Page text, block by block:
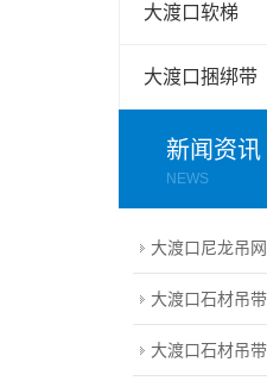
大渡口软梯
大渡口捆绑带
新闻资讯
NEWS